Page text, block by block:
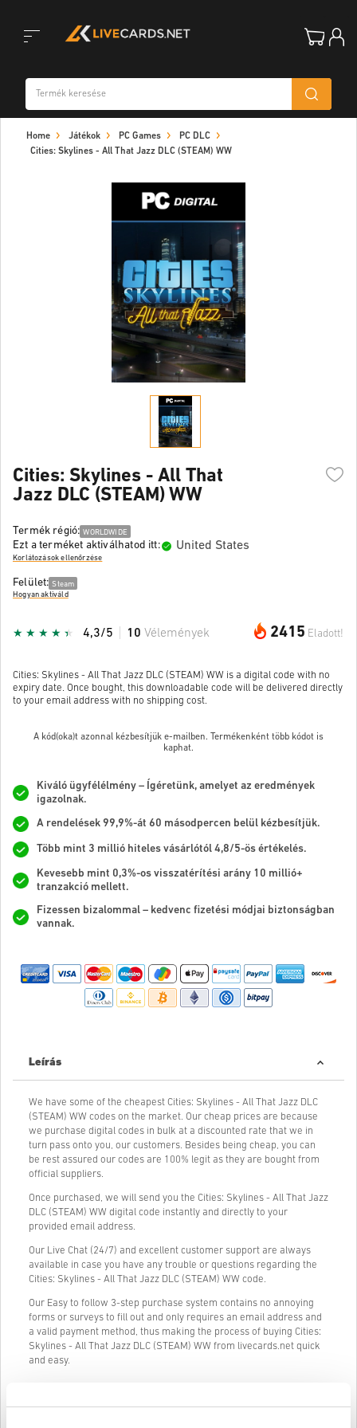
navigation
Home Játékok PC Games
PC DLC
Cities: Skylines - All That Jazz DLC (STEAM) WW
Cities: Skylines - All That
Jazz DLC (STEAM) WW
Termék régió: WORLDWIDE
Ezt a terméket aktiválhatod itt: United States
Korlátozások ellenőrzése
Felület: Steam
Hogyan aktiváld
2415 Eladott!
4,3/5 10 Vélemények
Cities: Skylines - All That Jazz DLC (STEAM) WW is a digital code with no
expiry date. Once bought, this downloadable code will be delivered directly
to your email address with no shipping cost.
A kód(oka)t azonnal kézbesítjük e-mailben. Termékenként több kódot is
kaphat.
Kiváló ügyfélélmény – Ígéretünk, amelyet az eredmények
igazolnak.
A rendelések 99,9%-át 60 másodpercen belül kézbesítjük.
Több mint 3 millió hiteles vásárlótól 4,8/5-ös értékelés.
Kevesebb mint 0,3%-os visszatérítési arány 10 millió+
tranzakció mellett.
Fizessen bizalommal – kedvenc fizetési módjai biztonságban
vannak.
Leírás
We have some of the cheapest Cities: Skylines - All That Jazz DLC
(STEAM) WW codes on the market. Our cheap prices are because
we purchase digital codes in bulk at a discounted rate that we in
turn pass onto you, our customers. Besides being cheap, you can
be rest assured our codes are 100% legit as they are bought from
official suppliers.
Once purchased, we will send you the Cities: Skylines - All That Jazz
DLC (STEAM) WW digital code instantly and directly to your
provided email address.
Our Live Chat (24/7) and excellent customer support are always
available in case you have any trouble or questions regarding the
Cities: Skylines - All That Jazz DLC (STEAM) WW code.
Our Easy to follow 3-step purchase system contains no annoying
forms or surveys to fill out and only requires an email address and
a valid payment method, thus making the process of buying Cities:
Skylines - All That Jazz DLC (STEAM) WW from livecards.net quick
and easy.